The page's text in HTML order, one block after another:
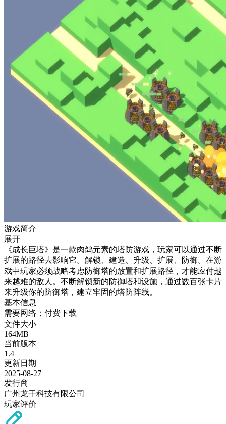
游戏简介
展开
《成长巨塔》是一款肉鸽元素的塔防游戏，玩家可以通过不断
扩展的路径去影响它。解锁、建造、升级、扩展、防御。在游
戏中玩家必须战略考虑防御塔的放置和扩展路径，才能应付越
来越难的敌人。不断解锁新的防御塔和设施，通过数百张卡片
来升级你的防御塔，建立牢固的塔防阵线。
基本信息
需要网络；付费下载
文件大小
164MB
当前版本
1.4
更新日期
2025-08-27
发行商
广州龙干科技有限公司
玩家评价